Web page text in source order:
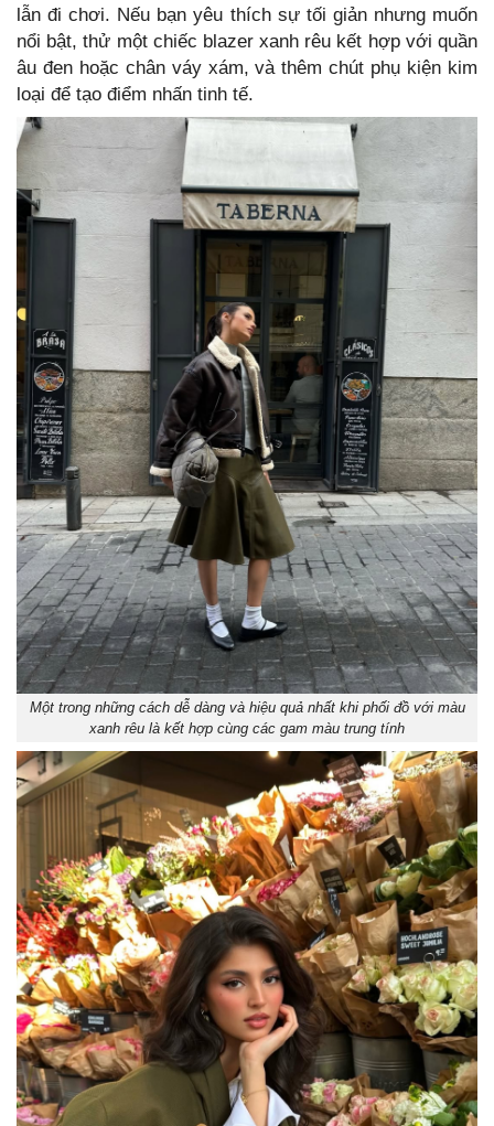
lẫn đi chơi. Nếu bạn yêu thích sự tối giản nhưng muốn
nổi bật, thử một chiếc blazer xanh rêu kết hợp với quần
âu đen hoặc chân váy xám, và thêm chút phụ kiện kim
loại để tạo điểm nhấn tinh tế.
Một trong những cách dễ dàng và hiệu quả nhất khi phối đồ với màu
xanh rêu là kết hợp cùng các gam màu trung tính